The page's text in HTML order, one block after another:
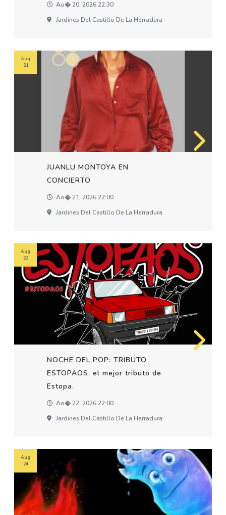
Ao� 20, 2026 22:30
Jardines Del Castillo De La Herradura
JUANLU MONTOYA EN
CONCIERTO
Ao� 21, 2026 22:00
Jardines Del Castillo De La Herradura
Aug
21
NOCHE DEL POP: TRIBUTO
ESTOPAOS, el mejor tributo de
Estopa.
Ao� 22, 2026 22:00
Jardines Del Castillo De La Herradura
Aug
22
Aug
24